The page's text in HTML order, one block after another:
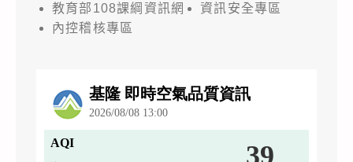
教育部108課綱資訊網
資訊安全專區
內控稽核專區